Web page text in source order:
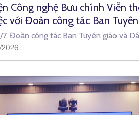
Công nghệ Bưu chính Viễn
với Đoàn công tác Ban Tuyên
Dân vận Trung ương: Chung
bài toán quốc gia bằng khoa
và AI
Đoàn công tác Ban Tuyên giáo và
ương do đồng